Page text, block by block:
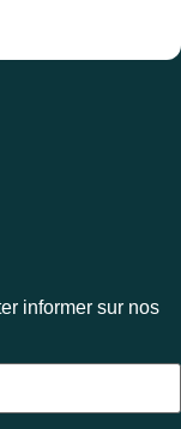
informer sur nos